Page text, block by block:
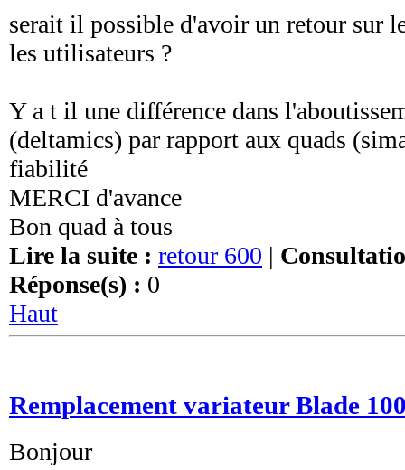
serait il possible d'avoir un retour sur
les utilisateurs ?
Y a t il une différence dans
(deltamics) par rapport aux quads
fiabilité
MERCI d'avance
Bon quad à tous
Lire la suite : retour 600 |
Réponse(s) : 0
Haut
Remplacement variateur Blade
Bonjour